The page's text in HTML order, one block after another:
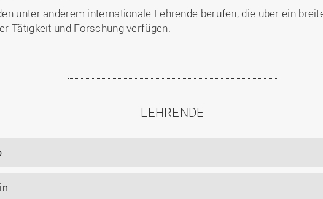
unter anderem internationale Lehrende berufen, die über ein
Tätigkeit und Forschung verfügen.
LEHRENDE